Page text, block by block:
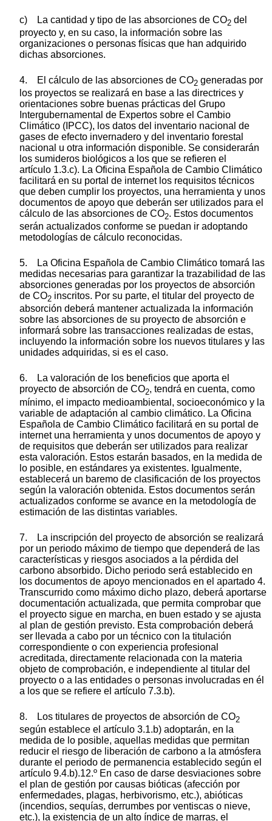
c) La cantidad y tipo de las absorciones de CO2 del
proyecto y, en su caso, la información sobre las
organizaciones o personas físicas que han adquirido
dichas absorciones.
4. El cálculo de las absorciones de CO2 generadas por
los proyectos se realizará en base a las directrices y
orientaciones sobre buenas prácticas del Grupo
Intergubernamental de Expertos sobre el Cambio
Climático (IPCC), los datos del inventario nacional de
gases de efecto invernadero y del inventario forestal
nacional u otra información disponible. Se considerarán
los sumideros biológicos a los que se refieren el
artículo 1.3.c). La Oficina Española de Cambio Climático
facilitará en su portal de internet los requisitos técnicos
que deben cumplir los proyectos, una herramienta y unos
documentos de apoyo que deberán ser utilizados para el
cálculo de las absorciones de CO2. Estos documentos
serán actualizados conforme se puedan ir adoptando
metodologías de cálculo reconocidas.
5. La Oficina Española de Cambio Climático tomará las
medidas necesarias para garantizar la trazabilidad de las
absorciones generadas por los proyectos de absorción
de CO2 inscritos. Por su parte, el titular del proyecto de
absorción deberá mantener actualizada la información
sobre las absorciones de su proyecto de absorción e
informará sobre las transacciones realizadas de estas,
incluyendo la información sobre los nuevos titulares y las
unidades adquiridas, si es el caso.
6. La valoración de los beneficios que aporta el
proyecto de absorción de CO2, tendrá en cuenta, como
mínimo, el impacto medioambiental, socioeconómico y la
variable de adaptación al cambio climático. La Oficina
Española de Cambio Climático facilitará en su portal de
internet una herramienta y unos documentos de apoyo y
de requisitos que deberán ser utilizados para realizar
esta valoración. Estos estarán basados, en la medida de
lo posible, en estándares ya existentes. Igualmente,
establecerá un baremo de clasificación de los proyectos
según la valoración obtenida. Estos documentos serán
actualizados conforme se avance en la metodología de
estimación de las distintas variables.
7. La inscripción del proyecto de absorción se realizará
por un periodo máximo de tiempo que dependerá de las
características y riesgos asociados a la pérdida del
carbono absorbido. Dicho periodo será establecido en
los documentos de apoyo mencionados en el apartado 4.
Transcurrido como máximo dicho plazo, deberá aportarse
documentación actualizada, que permita comprobar que
el proyecto sigue en marcha, en buen estado y se ajusta
al plan de gestión previsto. Esta comprobación deberá
ser llevada a cabo por un técnico con la titulación
correspondiente o con experiencia profesional
acreditada, directamente relacionada con la materia
objeto de comprobación, e independiente al titular del
proyecto o a las entidades o personas involucradas en él
a los que se refiere el artículo 7.3.b).
8. Los titulares de proyectos de absorción de CO2
según establece el artículo 3.1.b) adoptarán, en la
medida de lo posible, aquellas medidas que permitan
reducir el riesgo de liberación de carbono a la atmósfera
durante el periodo de permanencia establecido según el
artículo 9.4.b).12.º En caso de darse desviaciones sobre
el plan de gestión por causas bióticas (afección por
enfermedades, plagas, herbivorismo, etc.), abióticas
(incendios, sequías, derrumbes por ventiscas o nieve,
etc.), la existencia de un alto índice de marras, el